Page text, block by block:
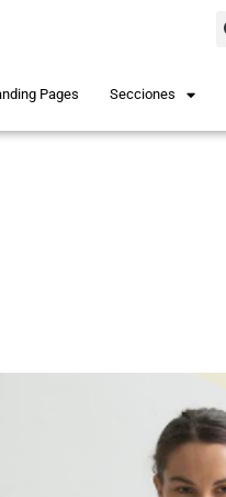
Pages Secciones